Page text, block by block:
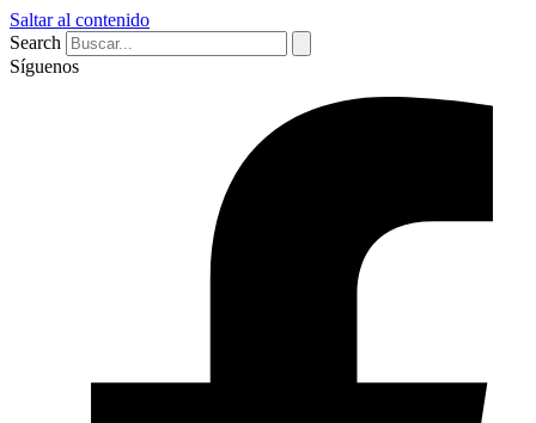
Saltar al contenido
Search
Síguenos